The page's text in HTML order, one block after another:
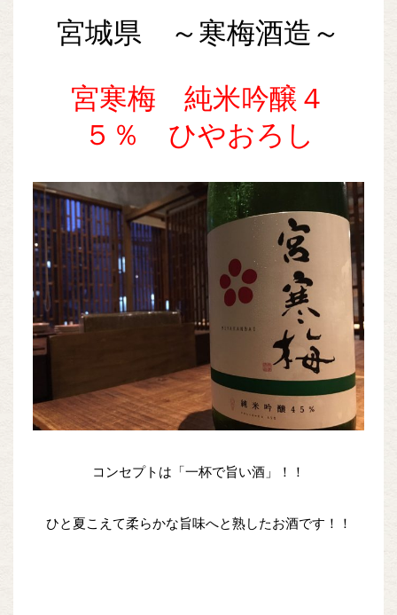
宮城県 ～寒梅酒造～
宮寒梅 純米吟醸４
５％ ひやおろし
コンセプトは「一杯で旨い酒」！！
ひと夏こえて柔らかな旨味へと熟したお酒です！！